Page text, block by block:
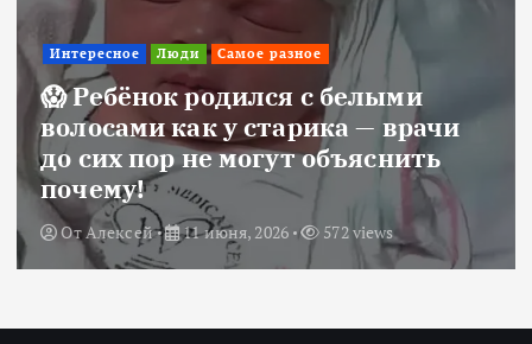
Интересное Люди Самое разное
😱 Ребёнок родился с белыми
волосами как у старика — врачи
до сих пор не могут объяснить
почему!
ОтАлексей 11 июня, 2026 572 views